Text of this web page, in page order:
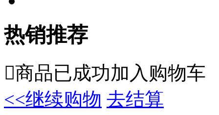
热销推荐
商品已成功加入购物车
<<继续购物 去结算